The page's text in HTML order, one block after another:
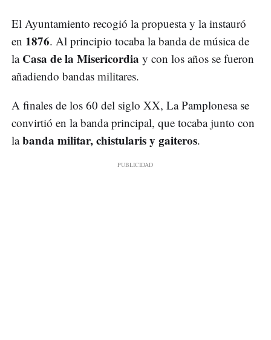
El Ayuntamiento recogió la propuesta y la instauró
en 1876. Al principio tocaba la banda de música de
la Casa de la Misericordia y con los años se fueron
añadiendo bandas militares.
A finales de los 60 del siglo XX, La Pamplonesa se
convirtió en la banda principal, que tocaba junto con
labanda militar, chistularis y gaiteros.